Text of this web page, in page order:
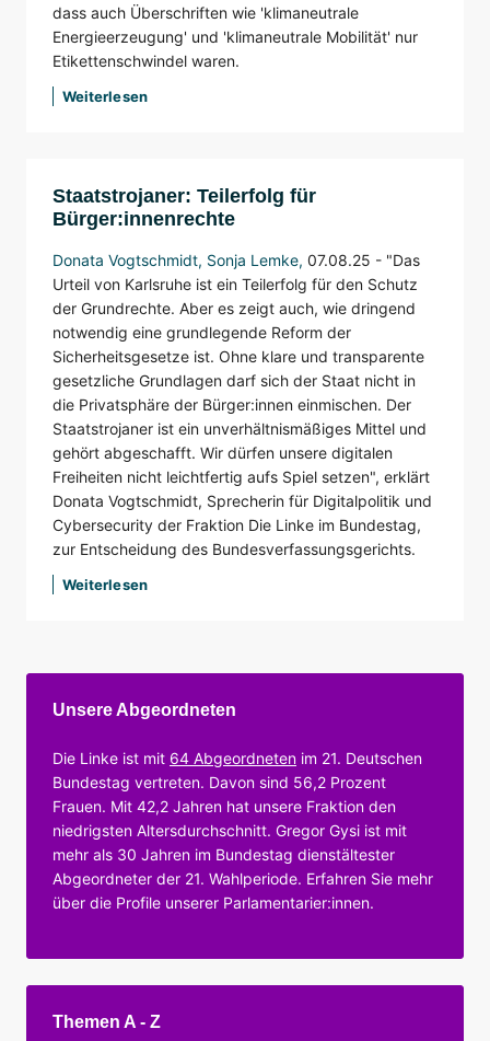
dass auch Überschriften wie 'klimaneutrale
Energieerzeugung' und 'klimaneutrale Mobilität' nur
Etikettenschwindel waren.
Weiterlesen
Staatstrojaner: Teilerfolg für
Bürger:innenrechte
Donata Vogtschmidt, Sonja Lemke, 07.08.25 - "Das
Urteil von Karlsruhe ist ein Teilerfolg für den Schutz
der Grundrechte. Aber es zeigt auch, wie dringend
notwendig eine grundlegende Reform der
Sicherheitsgesetze ist. Ohne klare und transparente
gesetzliche Grundlagen darf sich der Staat nicht in
die Privatsphäre der Bürger:innen einmischen. Der
Staatstrojaner ist ein unverhältnismäßiges Mittel und
gehört abgeschafft. Wir dürfen unsere digitalen
Freiheiten nicht leichtfertig aufs Spiel setzen", erklärt
Donata Vogtschmidt, Sprecherin für Digitalpolitik und
Cybersecurity der Fraktion Die Linke im Bundestag,
zur Entscheidung des Bundesverfassungsgerichts.
Weiterlesen
Unsere Abgeordneten
Die Linke ist mit 64 Abgeordneten im 21. Deutschen
Bundestag vertreten. Davon sind 56,2 Prozent
Frauen. Mit 42,2 Jahren hat unsere Fraktion den
niedrigsten Altersdurchschnitt. Gregor Gysi ist mit
mehr als 30 Jahren im Bundestag dienstältester
Abgeordneter der 21. Wahlperiode. Erfahren Sie mehr
über die Profile unserer Parlamentarier:innen.
Themen A - Z